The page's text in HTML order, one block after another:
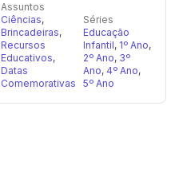
Assuntos
Ciências,
Brincadeiras,
Recursos
Educativos,
Datas
Comemorativas
Séries
Educação
Infantil, 1º Ano,
2º Ano, 3º
Ano, 4º Ano,
5º Ano